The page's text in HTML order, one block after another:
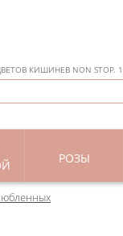
КИШИНЕВ NON STOP.
РОЗЫ